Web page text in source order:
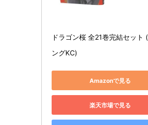
ドラゴン桜 全21巻完結セット
ングKC)
Amazonで見る
楽天市場で見る